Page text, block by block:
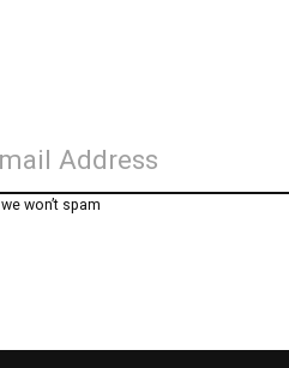
won’t spam